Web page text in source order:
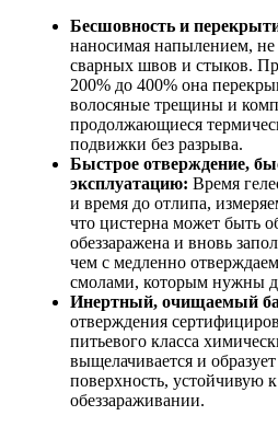
Бесшовность и
наносимая напылением, не
сварных швов и стыков.
200% до 400% она
волосяные трещины и
продолжающиеся
подвижки без разрыва.
Быстрое отверждение,
эксплуатацию: Время
и время до отлипа,
что цистерна может быть
обеззаражена и вновь
чем с медленно
смолами, которым нужны
Инертный, очищаемый
отверждения
питьевого класса
выщелачивается и
поверхность, устойчивую
обеззараживании.